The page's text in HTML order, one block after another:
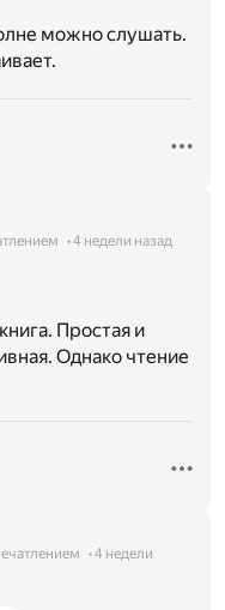
можно слушать.
4 недели назад
Простая и
Однако чтение
4 недели